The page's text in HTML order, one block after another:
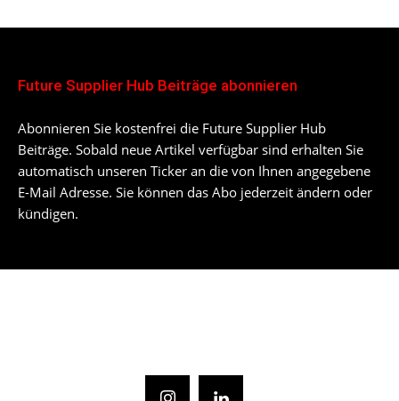
Future Supplier Hub Beiträge abonnieren
Abonnieren Sie kostenfrei die Future Supplier Hub
Beiträge. Sobald neue Artikel verfügbar sind erhalten Sie
automatisch unseren Ticker an die von Ihnen angegebene
E-Mail Adresse. Sie können das Abo jederzeit ändern oder
kündigen.